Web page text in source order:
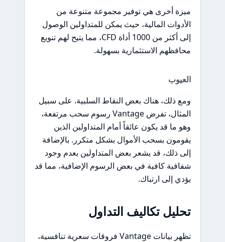
ميزة أخرى هي توفير مجموعة متنوعة من
الأدوات المالية، حيث يمكن للمتداولين الوصول
إلى أكثر من 1000 أداة CFD، مما يتيح لهم تنويع
محافظهم الاستثمارية بسهولة.
العيوب
ومع ذلك، هناك بعض النقاط السلبية. على سبيل
المثال، تفرض Vantage رسوم سحب مرتفعة،
وهو ما قد يكون عائقاً أمام المتداولين الذين
يقومون بسحب الأموال بشكل متكرر. بالإضافة
إلى ذلك، قد يشعر بعض المتداولين بعدم وجود
شفافية كافية في بعض الرسوم الإضافية، مما قد
يؤدي إلى ارتباك.
تحليل تكاليف التداول
تظهر بيانات Vantage فروقات سعرية تنافسية،